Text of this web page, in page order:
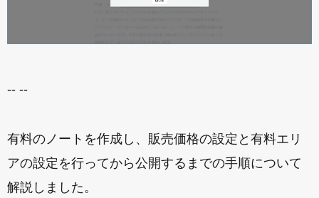
-- --
有料のノートを作成し、販売価格の設定と有料エリ
アの設定を行ってから公開するまでの手順について
解説しました。